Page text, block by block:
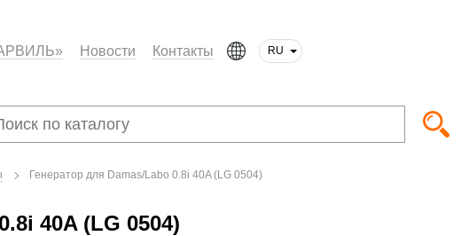
Новости Контакты
RU
Генератор для Damas/Labo 0.8i 40A (LG 0504)
40A (LG 0504)